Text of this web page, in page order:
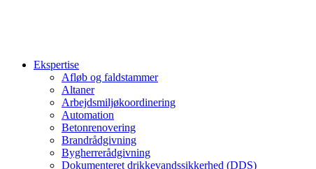
Ekspertise
Afløb og faldstammer
Altaner
Arbejdsmiljøkoordinering
Automation
Betonrenovering
Brandrådgivning
Bygherrerådgivning
Dokumenteret drikkevandssikkerhed (DDS)